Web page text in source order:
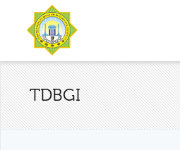
TDBGI